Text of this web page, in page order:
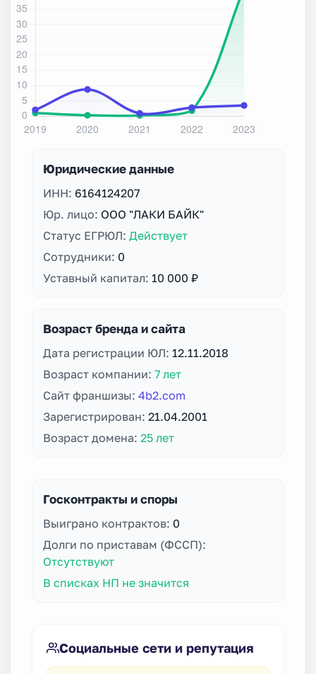
Юридические данные
ИНН: 6164124207
Юр. лицо: ООО "ЛАКИ БАЙК"
Статус ЕГРЮЛ: Действует
Сотрудники: 0
Уставный капитал: 10 000 ₽
Возраст бренда и сайта
Дата регистрации ЮЛ: 12.11.2018
Возраст компании: 7 лет
Сайт франшизы: 4b2.com
Зарегистрирован: 21.04.2001
Возраст домена: 25 лет
Госконтракты и споры
Выиграно контрактов: 0
Долги по приставам (ФССП):
Отсутствуют
В списках НП не значится
Социальные сети и репутация